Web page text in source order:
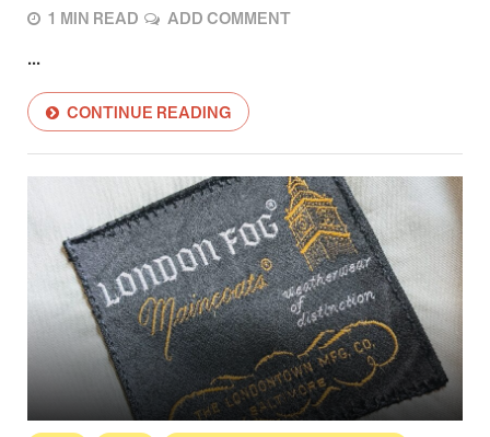
1 MIN READ
ADD COMMENT
...
CONTINUE READING